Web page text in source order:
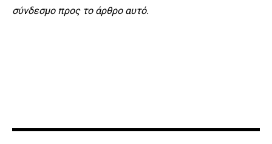
σύνδεσμο προς το άρθρο αυτό.